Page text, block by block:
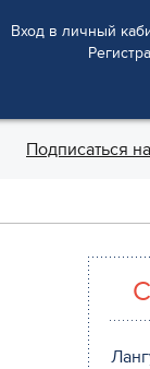
Вход в личный
Подписаться